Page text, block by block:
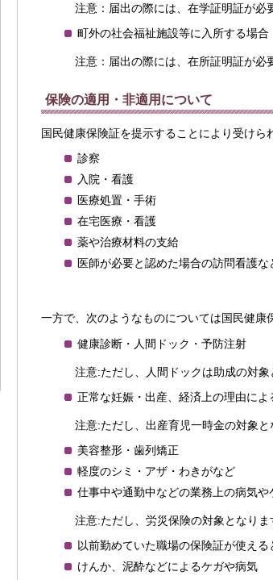
注意：届出の際には、在学証明証が必
町外の社会福祉施設等に入所する場合
注意：届出の際には、在所証明証が必
保険の適用・非適用について
国民健康保険証を提示することにより受けら
診察
入院・看護
医療処置・手術
在宅医療・看護
薬や治療材料の支給
医師が必要と認めた場合の訪問看護な
一方で、次のようなものについては国民健康
健康診断・人間ドック・予防注射
注意:ただし、人間ドックは助成の対象
正常な妊娠・出産、経済上の理由によ
注意:ただし、出産育児一時金の対象と
美容整形・歯列矯正
軽度のシミ・アザ・わきがなど
仕事中や通勤中などの業務上の病気や
注意:ただし、労災保険の対象となりま
以前勤めていた職場の保険証が使える
けんか、泥酔などによるケガや病気